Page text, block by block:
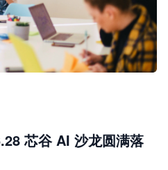
芯谷 AI 沙龙圆满落